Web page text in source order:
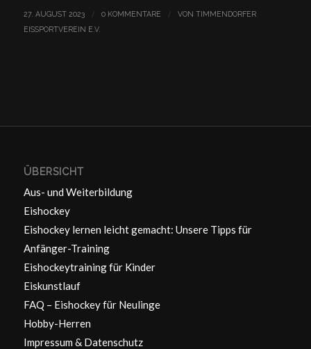
27. AUGUST 2023 / 0 KOMMENTARE / VON TIMMENDORFER
EISSPORTVEREIN E.V.
ÜBERSICHT
Aus- und Weiterbildung
Eishockey
Eishockey lernen leicht gemacht: Unsere Tipps für
Anfänger-Training
Eishockeytraining für Kinder
Eiskunstlauf
FAQ – Eishockey für Neulinge
Hobby-Herren
Impressum & Datenschutz